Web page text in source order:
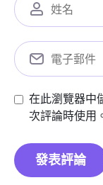
在此瀏覽器中
次評論時使用